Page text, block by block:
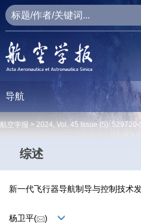
导航
航空学报 > 2024, Vol. 45 Issue (5):
综述
新一代飞行器导航制导与控制技术
杨卫平( )